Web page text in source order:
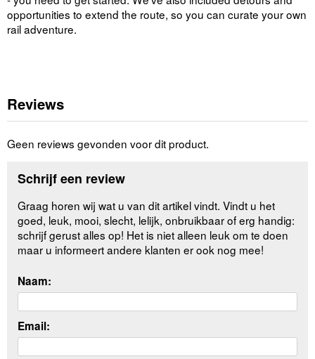
opportunities to extend the route, so you can curate your own
rail adventure.
Reviews
Geen reviews gevonden voor dit product.
Schrijf een review
Graag horen wij wat u van dit artikel vindt. Vindt u het
goed, leuk, mooi, slecht, lelijk, onbruikbaar of erg handig:
schrijf gerust alles op! Het is niet alleen leuk om te doen
maar u informeert andere klanten er ook nog mee!
Naam:
Email: